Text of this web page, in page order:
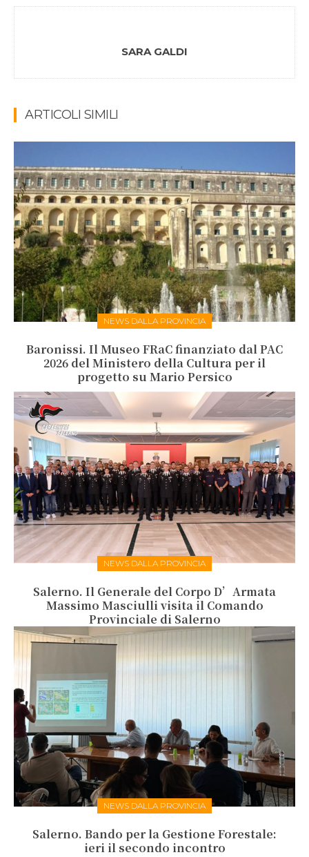
SARA GALDI
ARTICOLI SIMILI
NEWS DALLA PROVINCIA
Baronissi. Il Museo FRaC finanziato dal PAC
2026 del Ministero della Cultura per il
progetto su Mario Persico
NEWS DALLA PROVINCIA
Salerno. Il Generale del Corpo D’Armata
Massimo Masciulli visita il Comando
Provinciale di Salerno
NEWS DALLA PROVINCIA
Salerno. Bando per la Gestione Forestale:
ieri il secondo incontro